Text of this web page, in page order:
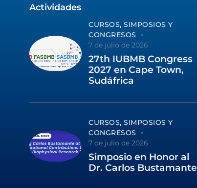
Actividades
CURSOS, SIMPOSIOS Y
CONGRESOS
7 de julio de 2026
27th IUBMB Congress
2027 en Cape Town,
Sudáfrica
CURSOS, SIMPOSIOS Y
CONGRESOS
7 de julio de 2026
Simposio en Honor al
Dr. Carlos Bustamante